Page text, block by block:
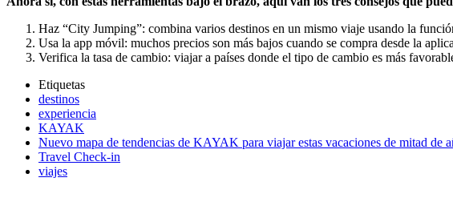
Haz “City Jumping”: combina varios destinos en un mismo viaje usando la
Usa la app móvil: muchos precios son más bajos cuando se compra desde la
Verifica la tasa de cambio: viajar a países donde el tipo de cambio es más
Etiquetas
destinos
experiencia
KAYAK
Nuevo mapa de tendencias de KAYAK para viajar estas vacaciones de mitad de
Travel Check-in
viajes